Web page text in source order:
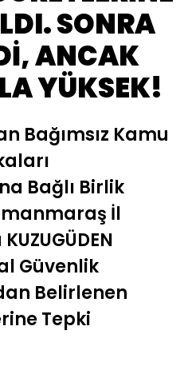
SONRA
ANCAK
YÜKSEK!
Bağımsız Kamu
Bağlı Birlik
İl
Güvenlik
Belirlenen
Tepki